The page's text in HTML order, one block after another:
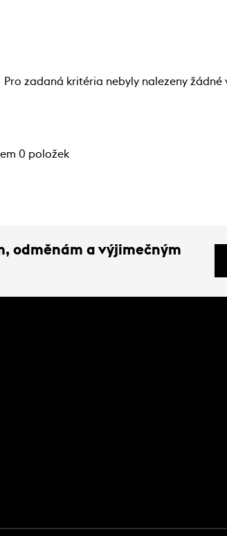
Pro zadaná kritéria nebyly nalezeny žádné
0 položek
odměnám a výjimečným